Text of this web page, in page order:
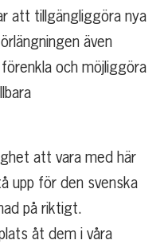
att tillgängliggöra nya
även
och möjliggöra
att vara med här
upp för den svenska
på riktigt.
åt dem i våra